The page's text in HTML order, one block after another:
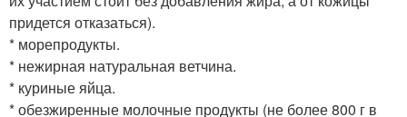
придется отказаться).
* морепродукты.
* нежирная натуральная ветчина.
* куриные яйца.
* обезжиренные молочные продукты (не более 800 г в